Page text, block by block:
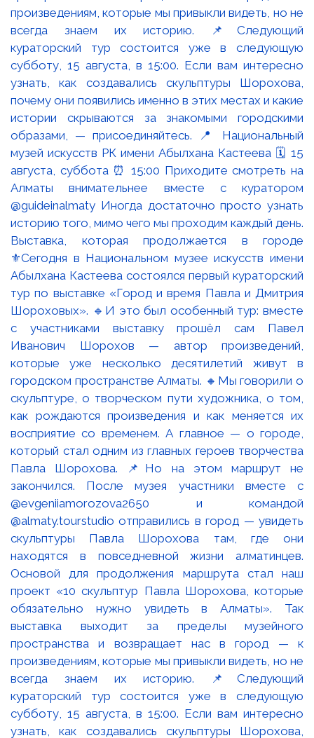
Выставка, которая продолжается в городе
⚜️Сегодня в Национальном музее искусств имени
Абылхана Кастеева состоялся первый кураторский
тур по выставке «Город и время Павла и Дмитрия
Шороховых». 🔹И это был особенный тур: вместе
с участниками выставку прошёл сам Павел
Иванович Шорохов — автор произведений,
которые уже несколько десятилетий живут в
городском пространстве Алматы. 🔸Мы говорили о
скульптуре, о творческом пути художника, о том,
как рождаются произведения и как меняется их
восприятие со временем. А главное — о городе,
который стал одним из главных героев творчества
Павла Шорохова. 📌Но на этом маршрут не
закончился. После музея участники вместе с
@evgeniiamorozova2650 и командой
@almaty.tourstudio отправились в город — увидеть
скульптуры Павла Шорохова там, где они
находятся в повседневной жизни алматинцев.
Основой для продолжения маршрута стал наш
проект «10 скульптур Павла Шорохова, которые
обязательно нужно увидеть в Алматы». Так
выставка выходит за пределы музейного
пространства и возвращает нас в город — к
произведениям, которые мы привыкли видеть, но не
всегда знаем их историю. 📌Следующий
кураторский тур состоится уже в следующую
субботу, 15 августа, в 15:00. Если вам интересно
узнать, как создавались скульптуры Шорохова,